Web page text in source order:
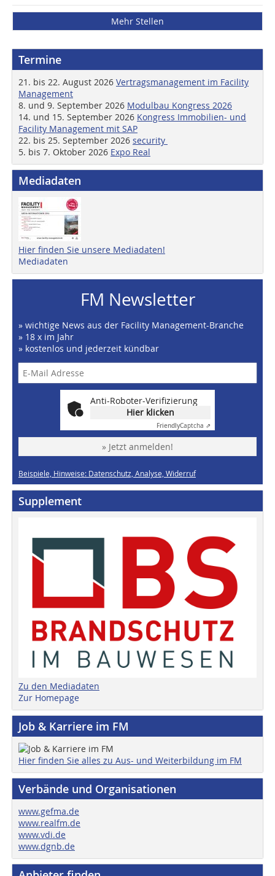
Mehr Stellen
Termine
21. bis 22. August 2026 Vertragsmanagement im Facility
Management
8. und 9. September 2026 Modulbau Kongress 2026
14. und 15. September 2026 Kongress Immobilien- und
Facility Management mit SAP
22. bis 25. September 2026 security
5. bis 7. Oktober 2026 Expo Real
Mediadaten
Hier finden Sie unsere Mediadaten!
Mediadaten
FM Newsletter
» wichtige News aus der Facility Management-Branche
» 18 x im Jahr
» kostenlos und jederzeit kündbar
Anti-Roboter-Verifizierung
Hier klicken
FriendlyCaptcha ⇗
» Jetzt anmelden!
Beispiele, Hinweise: Datenschutz, Analyse, Widerruf
Supplement
Zu den Mediadaten
Zur Homepage
Job & Karriere im FM
Hier finden Sie alles zu Aus- und Weiterbildung im FM
Verbände und Organisationen
www.gefma.de
www.realfm.de
www.vdi.de
www.dgnb.de